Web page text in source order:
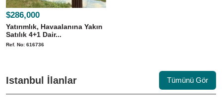
$286,000
Yatırımlık, Havaalanına Yakın
Satılık 4+1 Dair...
Ref. No: 616736
Istanbul İlanlar Tümünü Gör